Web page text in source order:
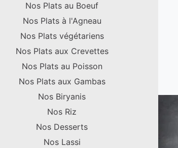
Nos Plats au Boeuf
Nos Plats à l'Agneau
Nos Plats végétariens
Nos Plats aux Crevettes
Nos Plats au Poisson
Nos Plats aux Gambas
Nos Biryanis
Nos Riz
Nos Desserts
Nos Lassi